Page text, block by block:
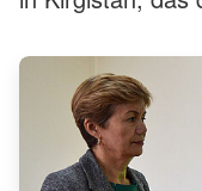
unterstützt, sind
am Beispiel